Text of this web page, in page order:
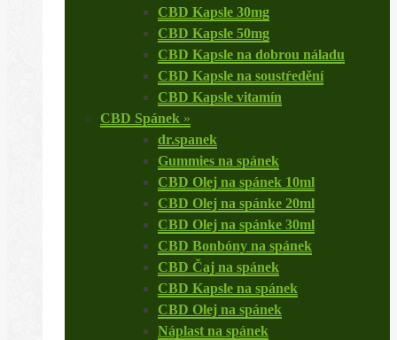
CBD Kapsle 30mg
CBD Kapsle 50mg
CBD Kapsle na dobrou náladu
CBD Kapsle na soustŕedění
CBD Kapsle vitamín
CBD Spánek »
dr.spanek
Gummies na spánek
CBD Olej na spánek 10ml
CBD Olej na spánke 20ml
CBD Olej na spánke 30ml
CBD Bonbóny na spánek
CBD Čaj na spánek
CBD Kapsle na spánek
CBD Olej na spánek
Náplast na spánek